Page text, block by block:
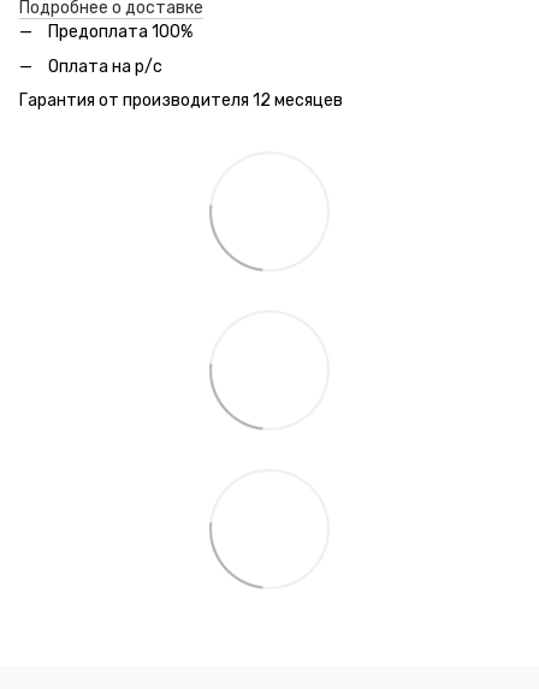
Подробнее о доставке
Предоплата 100%
Оплата на р/с
Гарантия от производителя 12 месяцев